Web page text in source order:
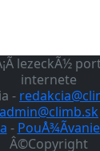
lezeckÃ½
internete
-
admin@climb.sk
-
Â©Copyright